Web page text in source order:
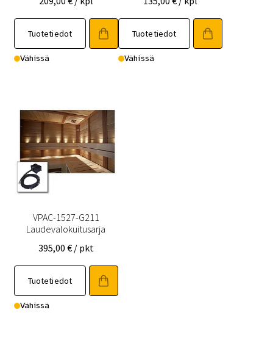
Tuotetiedot
Vähissä
Tuotetiedot
Vähissä
VPAC-1527-G211
Laudevalokuitusarja
395,00 € / pkt
Tuotetiedot
Vähissä